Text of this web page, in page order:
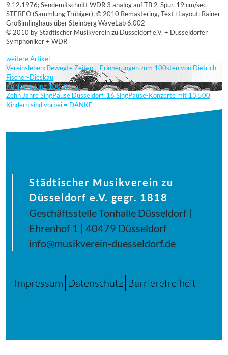
9.12.1976; Sendemitschnitt WDR 3 analog auf TB 2-Spur, 19 cm/sec.
STEREO (Sammlung Trübiger); © 2010 Remastering, Text+Layout: Rainer
Großimlinghaus über Steinberg WaveLab 6.002
© 2010 by Städtischer Musikverein zu Düsseldorf e.V. + Düsseldorfer
Symphoniker + WDR
weitere Artikel
Vereinsleben: Bewegte Zeiten – Erinnerungen zum 100sten von Dietrich
Fischer-Dieskau
Kunibert Jung 100 Jahre
Zehn Jahre SingPause Düsseldorf: 16 SingPause-Konzerte mit 13.500
Kindern sind vorbei = DANKE
Städtischer Musikverein zu
Düsseldorf e.V. gegr. 1818
Geschäftsstelle Tonhalle Düsseldorf |
Ehrenhof 1 | 40479 Düsseldorf
info@musikverein-duesseldorf.de
Impressum Datenschutz Barrierefreiheit